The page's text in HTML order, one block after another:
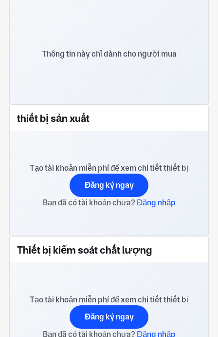
Thông tin này chỉ dành cho người mua
thiết bị sản xuất
Tạo tài khoản miễn phí để xem chi tiết thiết bị
Đăng ký ngay
Bạn đã có tài khoản chưa? Đăng nhập
Thiết bị kiểm soát chất lượng
Tạo tài khoản miễn phí để xem chi tiết thiết bị
Đăng ký ngay
Bạn đã có tài khoản chưa? Đăng nhập